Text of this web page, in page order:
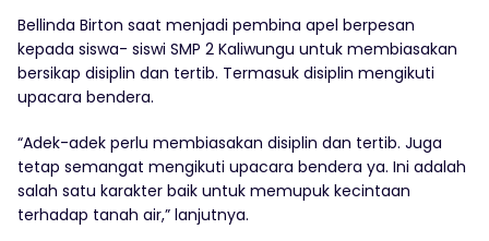
Bellinda Birton saat menjadi pembina apel berpesan
kepada siswa- siswi SMP 2 Kaliwungu untuk membiasakan
bersikap disiplin dan tertib. Termasuk disiplin mengikuti
upacara bendera.
“Adek-adek perlu membiasakan disiplin dan tertib. Juga
tetap semangat mengikuti upacara bendera ya. Ini adalah
salah satu karakter baik untuk memupuk kecintaan
terhadap tanah air,” lanjutnya.